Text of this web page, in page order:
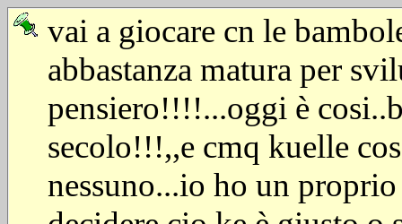
vai a giocare cn le
abbastanza matura per
pensiero!!!!...oggi è
secolo!!!,,e cmq kuelle
nessuno...io ho un